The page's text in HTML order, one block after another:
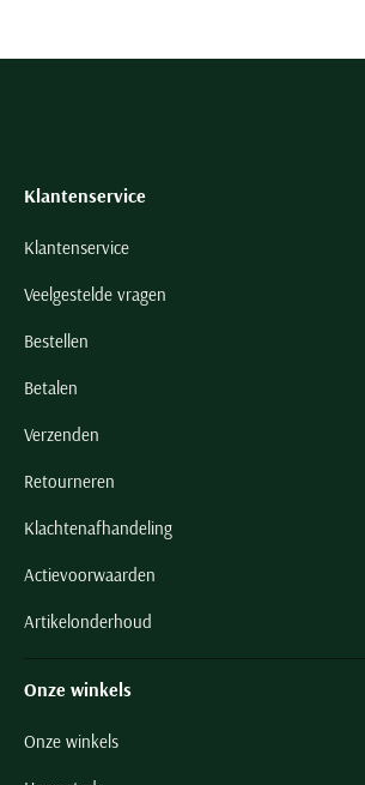
Klantenservice
Klantenservice
Veelgestelde vragen
Bestellen
Betalen
Verzenden
Retourneren
Klachtenafhandeling
Actievoorwaarden
Artikelonderhoud
Onze winkels
Onze winkels